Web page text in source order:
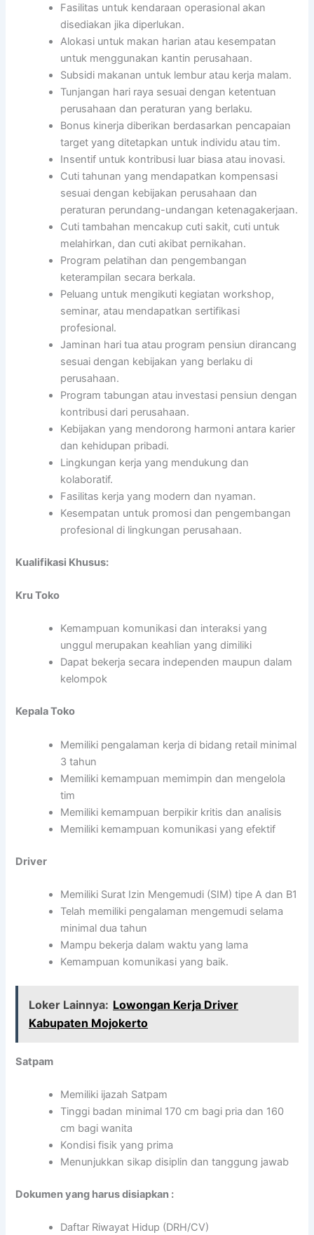
Fasilitas untuk kendaraan operasional akan
disediakan jika diperlukan.
Alokasi untuk makan harian atau kesempatan
untuk menggunakan kantin perusahaan.
Subsidi makanan untuk lembur atau kerja malam.
Tunjangan hari raya sesuai dengan ketentuan
perusahaan dan peraturan yang berlaku.
Bonus kinerja diberikan berdasarkan pencapaian
target yang ditetapkan untuk individu atau tim.
Insentif untuk kontribusi luar biasa atau inovasi.
Cuti tahunan yang mendapatkan kompensasi
sesuai dengan kebijakan perusahaan dan
peraturan perundang-undangan ketenagakerjaan.
Cuti tambahan mencakup cuti sakit, cuti untuk
melahirkan, dan cuti akibat pernikahan.
Program pelatihan dan pengembangan
keterampilan secara berkala.
Peluang untuk mengikuti kegiatan workshop,
seminar, atau mendapatkan sertifikasi
profesional.
Jaminan hari tua atau program pensiun dirancang
sesuai dengan kebijakan yang berlaku di
perusahaan.
Program tabungan atau investasi pensiun dengan
kontribusi dari perusahaan.
Kebijakan yang mendorong harmoni antara karier
dan kehidupan pribadi.
Lingkungan kerja yang mendukung dan
kolaboratif.
Fasilitas kerja yang modern dan nyaman.
Kesempatan untuk promosi dan pengembangan
profesional di lingkungan perusahaan.
Kualifikasi Khusus:
Kru Toko
Kemampuan komunikasi dan interaksi yang
unggul merupakan keahlian yang dimiliki
Dapat bekerja secara independen maupun dalam
kelompok
Kepala Toko
Memiliki pengalaman kerja di bidang retail minimal
3 tahun
Memiliki kemampuan memimpin dan mengelola
tim
Memiliki kemampuan berpikir kritis dan analisis
Memiliki kemampuan komunikasi yang efektif
Driver
Memiliki Surat Izin Mengemudi (SIM) tipe A dan B1
Telah memiliki pengalaman mengemudi selama
minimal dua tahun
Mampu bekerja dalam waktu yang lama
Kemampuan komunikasi yang baik.
Loker Lainnya: Lowongan Kerja Driver
Kabupaten Mojokerto
Satpam
Memiliki ijazah Satpam
Tinggi badan minimal 170 cm bagi pria dan 160
cm bagi wanita
Kondisi fisik yang prima
Menunjukkan sikap disiplin dan tanggung jawab
Dokumen yang harus disiapkan :
Daftar Riwayat Hidup (DRH/CV)